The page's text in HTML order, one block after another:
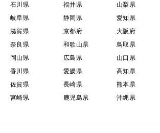
石川県
福井県 山梨県
岐阜県
静岡県 愛知県
滋賀県
京都府 大阪府
奈良県
和歌山県 鳥取県
岡山県
広島県 山口県
香川県
愛媛県 高知県
佐賀県
長崎県 熊本県
宮崎県
鹿児島県 沖縄県